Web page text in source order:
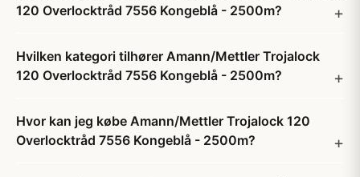
120 Overlocktråd 7556 Kongeblå - 2500m?
Hvilken kategori tilhører Amann/Mettler Trojalock
120 Overlocktråd 7556 Kongeblå - 2500m?
Hvor kan jeg købe Amann/Mettler Trojalock 120
Overlocktråd 7556 Kongeblå - 2500m?